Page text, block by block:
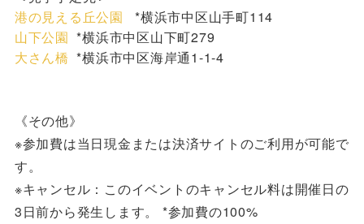
港の見える丘公園 *横浜市中区山手町114
山下公園 *横浜市中区山下町279
大さん橋 *横浜市中区海岸通1-1-4
《その他》
※参加費は当日現金または決済サイトのご利用が可能で
す。
※キャンセル：このイベントのキャンセル料は開催日の
3日前から発生します。 *参加費の100%